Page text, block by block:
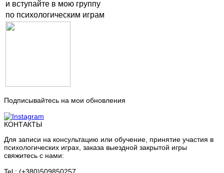
и вступайте в мою группу
по психологическим играм
Подписывайтесь на мои обновления
КОНТАКТЫ
Для записи на консультацию или обучение, принятие участия в
психологических играх, заказа выездной закрытой игры
свяжитесь с нами:
Tel : (+380)509850257